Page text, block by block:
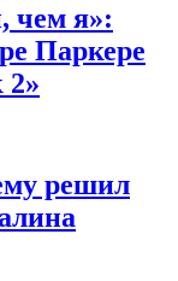
чем я»:
Паркере
2»
решил